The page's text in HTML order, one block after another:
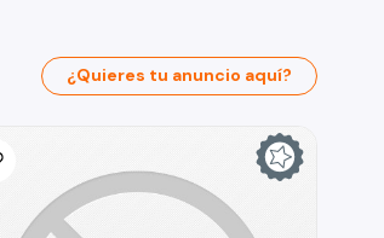
¿Quieres tu anuncio aquí?